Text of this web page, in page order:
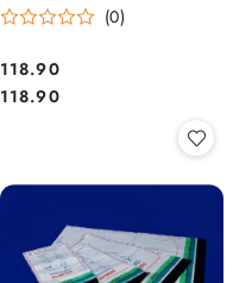
(0)
Cena:
118.90
Cena:
118.90